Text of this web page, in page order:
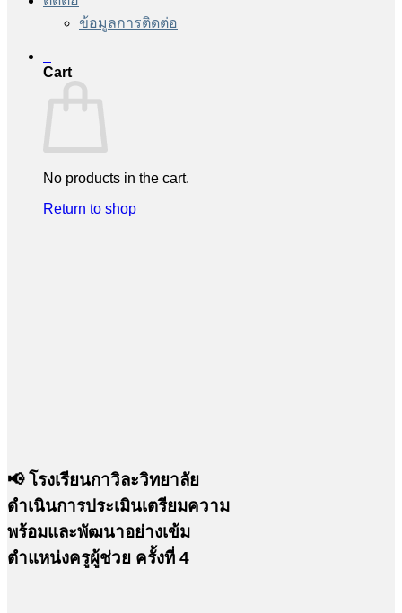
ข้อมูลการติดต่อ
Cart
No products in the cart.
Return to shop
📢 โรงเรียนกาวิละวิทยาลัย
ดำเนินการประเมินเตรียมความ
พร้อมและพัฒนาอย่างเข้ม
ตำแหน่งครูผู้ช่วย ครั้งที่ 4